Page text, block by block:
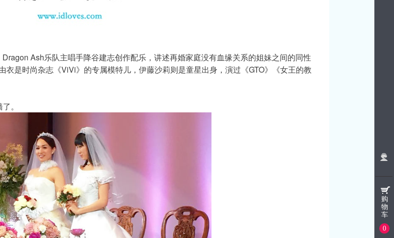
Ash乐队主唱手降谷建志创作配乐，讲述再婚家庭没有血缘关系的姐妹之间的同性
是时尚杂志《ViVi》的专属模特儿，伊藤沙莉则是童星出身，演过《GTO》《女王的教
。
购
物
车
0